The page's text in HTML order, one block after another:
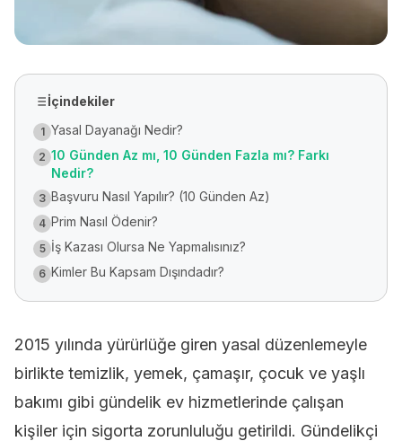
İçindekiler
1 Yasal Dayanağı Nedir?
2 10 Günden Az mı, 10 Günden Fazla mı? Farkı
Nedir?
3 Başvuru Nasıl Yapılır? (10 Günden Az)
4 Prim Nasıl Ödenir?
5 İş Kazası Olursa Ne Yapmalısınız?
6 Kimler Bu Kapsam Dışındadır?
2015 yılında yürürlüğe giren yasal düzenlemeyle
birlikte temizlik, yemek, çamaşır, çocuk ve yaşlı
bakımı gibi gündelik ev hizmetlerinde çalışan
kişiler için sigorta zorunluluğu getirildi. Gündelikçi